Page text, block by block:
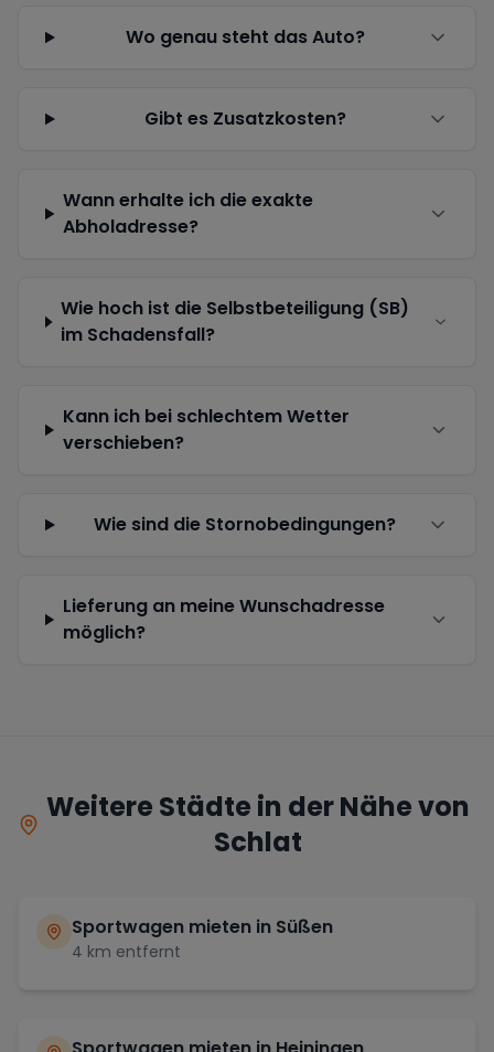
Wo genau steht das Auto?
Gibt es Zusatzkosten?
Wann erhalte ich die exakte
Abholadresse?
Wie hoch ist die Selbstbeteiligung (SB)
im Schadensfall?
Kann ich bei schlechtem Wetter
verschieben?
Wie sind die Stornobedingungen?
Lieferung an meine Wunschadresse
möglich?
Weitere Städte in der Nähe von
Schlat
Sportwagen mieten in Süßen
4 km entfernt